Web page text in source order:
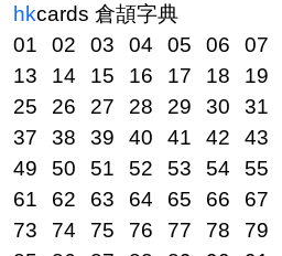
hkcards 倉頡字典
01
02 03 04 05 06 07
13
14 15 16 17 18 19
25
26 27 28 29 30 31
37
38 39 40 41 42 43
49
50 51 52 53 54 55
61
62 63 64 65 66 67
73
74 75 76 77 78 79